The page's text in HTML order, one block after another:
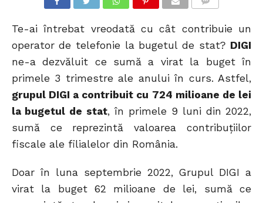
Te-ai întrebat vreodată cu cât contribuie un
operator de telefonie la bugetul de stat? DIGI
ne-a dezvăluit ce sumă a virat la buget în
primele 3 trimestre ale anului în curs. Astfel,
grupul DIGI a contribuit cu 724 milioane de lei
la bugetul de stat, în primele 9 luni din 2022,
sumă ce reprezintă valoarea contribuțiilor
fiscale ale filialelor din România.
Doar în luna septembrie 2022, Grupul DIGI a
virat la buget 62 milioane de lei, sumă ce